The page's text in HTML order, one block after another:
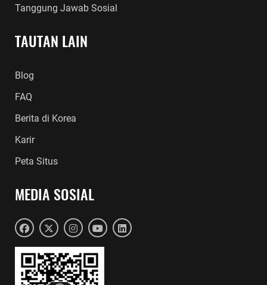
Tanggung Jawab Sosial
TAUTAN LAIN
Blog
FAQ
Berita di Korea
Karir
Peta Situs
MEDIA SOSIAL